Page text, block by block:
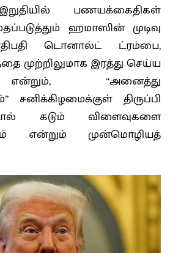
பணயக்கைதிகள்
ஹமாஸின் முடிவு
டொனால்ட் ட்ரம்பை,
முற்றிலுமாக இரத்து செய்ய
“அனைத்து
சனிக்கிழமைக்குள் திருப்பி
கடும் விளைவுகளை
என்றும் முன்மொழியத்